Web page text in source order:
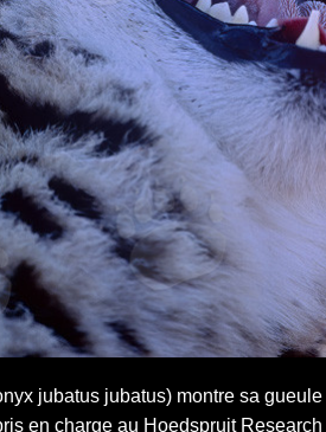
jubatus jubatus) montre sa
en charge au Hoedspruit